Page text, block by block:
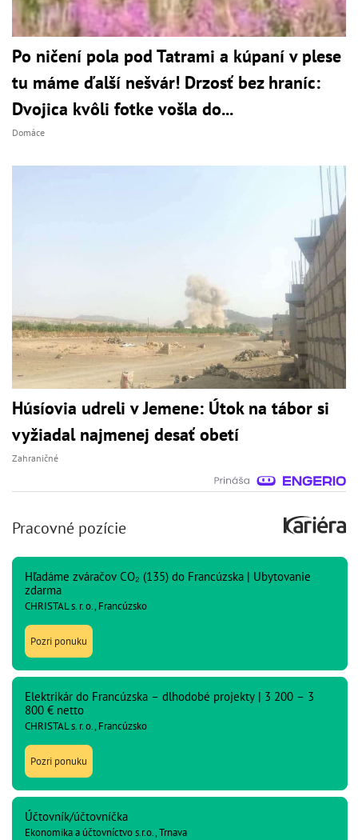
Po ničení pola pod Tatrami a kúpaní v plese
tu máme ďalší nešvár! Drzosť bez hraníc:
Dvojica kvôli fotke vošla do...
Domáce
Húsíovia udreli v Jemene: Útok na tábor si
vyžiadal najmenej desať obetí
Zahraničné
Pracovné pozície
Hľadáme zváračov CO₂ (135) do Francúzska | Ubytovanie
zdarma
CHRISTAL s. r. o., Francúzsko
Pozri ponuku
Elektrikár do Francúzska – dlhodobé projekty | 3 200 – 3
800 € netto
CHRISTAL s. r. o., Francúzsko
Pozri ponuku
Účtovník/účtovníčka
Ekonomika a účtovníctvo s.r.o., Trnava